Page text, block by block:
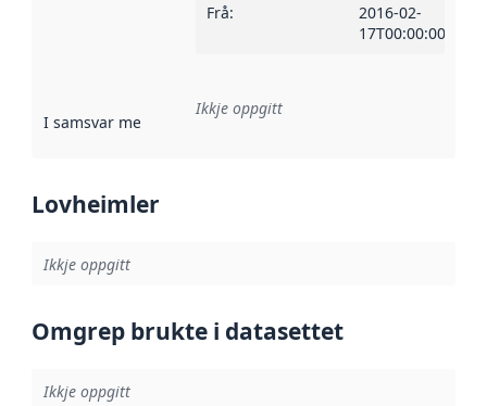
Frå:
2016-02-
17T00:00:00Z
I samsvar med Referanse til ei implementeringsregel eller
Ikkje oppgitt
Lovheimler
Ikkje oppgitt
Omgrep brukte i datasettet
Ikkje oppgitt